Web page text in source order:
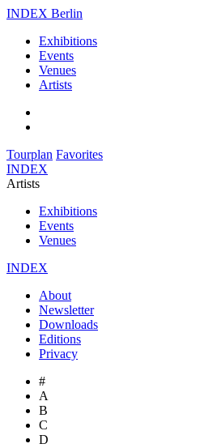
INDEX Berlin
Exhibitions
Events
Venues
Artists
Tourplan Favorites
INDEX
Artists
Exhibitions
Events
Venues
INDEX
About
Newsletter
Downloads
Editions
Privacy
#
A
B
C
D